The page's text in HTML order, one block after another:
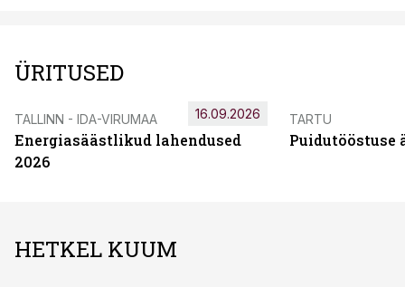
ÜRITUSED
TALLINN - IDA-VIRUMAA
Energiasäästlikud lahendused
2026
16.09.2026 TARTU
Puidutööstuse
HETKEL KUUM